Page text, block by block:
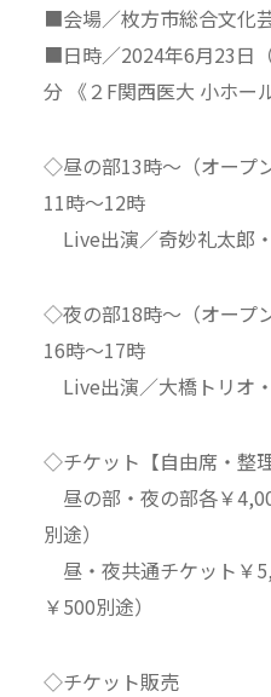
■会場／枚方市総合文化
■日時／2024年6月23日
分 《２F関西医大 小ホー
◇昼の部13時〜（オープ
11時〜12時
Live出演／奇妙礼太郎
◇夜の部18時〜（オープ
16時〜17時
Live出演／大橋トリオ
◇チケット【自由席・整
昼の部・夜の部各￥
別途）
昼・夜共通チケット￥
￥500別途）
◇チケット販売